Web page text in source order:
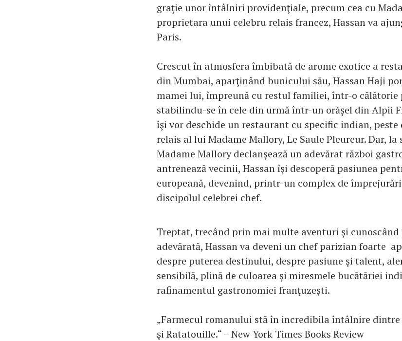
graţie unor întâlniri providenţiale, precum cea cu
proprietara unui celebru relais francez, Hassan va
Paris.
Crescut în atmosfera îmbibată de arome exotice a
din Mumbai, aparţinând bunicului său, Hassan Haji
mamei lui, împreună cu restul familiei, într-o călătorie
stabilindu-se în cele din urmă într-un orăşel din Alpii
îşi vor deschide un restaurant cu specific indian,
relais al lui Madame Mallory, Le Saule Pleureur. Dar,
Madame Mallory declanşează un adevărat război
antrenează vecinii, Hassan îşi descoperă pasiunea
europeană, devenind, printr-un complex de
discipolul celebrei chef.
Treptat, trecând prin mai multe aventuri şi
adevărată, Hassan va deveni un chef parizian foarte
despre puterea destinului, despre pasiune şi talent,
sensibilă, plină de culoarea şi miresmele bucătăriei
rafinamentul gastronomiei franţuzeşti.
„Farmecul romanului stă în incredibila întâlnire
şi Ratatouille.“ – New York Times Books Review